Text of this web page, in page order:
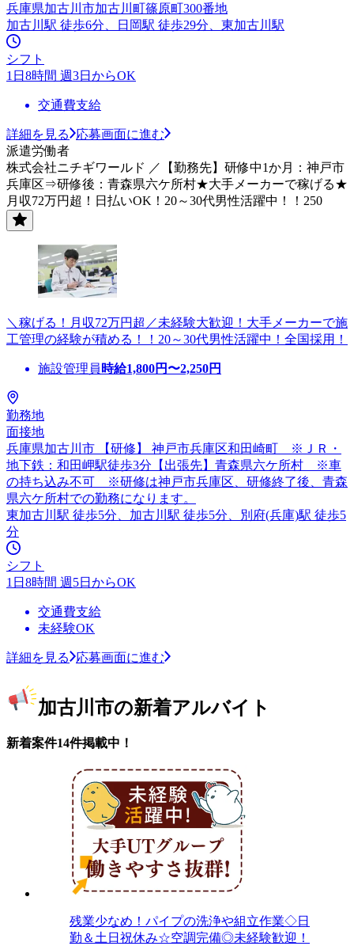
兵庫県加古川市加古川町篠原町300番地
加古川駅 徒歩6分、日岡駅 徒歩29分、東加古川駅
シフト
1日8時間 週3日からOK
交通費支給
詳細を見る
応募画面に進む
派遣労働者
株式会社ニチギワールド ／【勤務先】研修中1か月：神戸市
兵庫区⇒研修後：青森県六ケ所村★大手メーカーで稼げる★
月収72万円超！日払いOK！20～30代男性活躍中！！250
＼稼げる！月収72万円超／未経験大歓迎！大手メーカーで施
工管理の経験が積める！！20～30代男性活躍中！全国採用！
施設管理員 時給1,800円〜2,250円
勤務地
面接地
兵庫県加古川市 【研修】 神戸市兵庫区和田崎町 ※ＪＲ・
地下鉄：和田岬駅徒歩3分【出張先】青森県六ケ所村 ※車
の持ち込み不可 ※研修は神戸市兵庫区、研修終了後、青森
県六ケ所村での勤務になります。
東加古川駅 徒歩5分、加古川駅 徒歩5分、別府(兵庫)駅 徒歩5
分
シフト
1日8時間 週5日からOK
交通費支給
未経験OK
詳細を見る 応募画面に進む
加古川市の新着アルバイト
新着案件14件掲載中！
残業少なめ！パイプの洗浄や組立作業◇日
勤＆土日祝休み☆空調完備◎未経験歓迎！